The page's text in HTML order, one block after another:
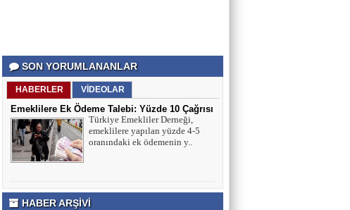
porno
izle
antalya
escort
antalya
escort
antalya
escort
bursa
escort
bursa
alanya
escort
Genel
Hesap
Türkiye
şehir
rehberi
Takviye
karşılaştırmaları
SON YORUMLANANLAR
HABERLER VİDEOLAR
Emeklilere Ek Ödeme Talebi: Yüzde 10 Çağrısı
Türkiye Emekliler Derneği,
emeklilere yapılan yüzde 4-5
oranındaki ek ödemenin y..
HABER ARŞİVİ